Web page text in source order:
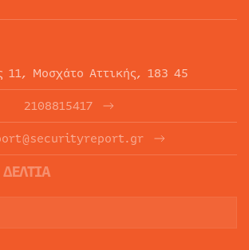
11, Μοσχάτο Αττικής, 183 45
2108815417